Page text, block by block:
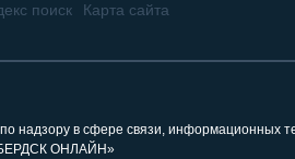
поиск Карта сайта
надзору в сфере связи,
ОНЛАЙН»